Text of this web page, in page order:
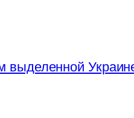
выделенной